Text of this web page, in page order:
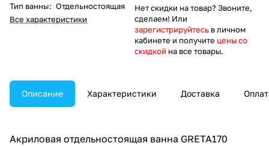
Тип ванны: Отдельностоящая
Все характеристики
Нет скидки на товар? Звоните,
сделаем! Или
зарегистрируйтесь в личном
кабинете и получите цены со
скидкой на все товары.
Описание Характеристики Доставка
Акриловая отдельностоящая ванна GRETA170